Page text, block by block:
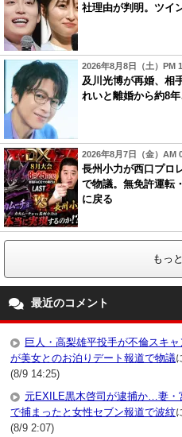
社理由が判明。ツイ
2026年8月8日（土）PM
及川光博が再婚、相
れいと離婚から約8
2026年8月7日（金）AM
長州小力が西口プロ
で物議。無免許運転
に戻る
もっ
最近のコメント
巨人・高梨雄平投手が不倫スキ
が美女とのお泊りデート報道で物議
(8/9 14:25)
元EXILE黒木啓司が逮捕か…妻・
で捕まったと女性セブン報道で波紋
(8/9 2:07)